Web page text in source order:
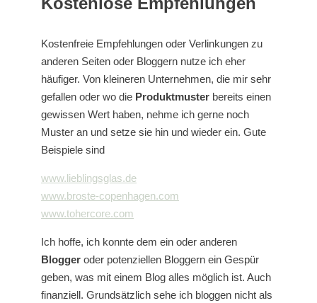
Kostenfreie Empfehlungen oder Verlinkungen zu
anderen Seiten oder Bloggern nutze ich eher
häufiger. Von kleineren Unternehmen, die mir sehr
gefallen oder wo die Produktmuster bereits einen
gewissen Wert haben, nehme ich gerne noch
Muster an und setze sie hin und wieder ein. Gute
Beispiele sind
www.lieblingsglas.de
www.broste-copenhagen.com
www.tohercore.com
Ich hoffe, ich konnte dem ein oder anderen
Blogger oder potenziellen Bloggern ein Gespür
geben, was mit einem Blog alles möglich ist. Auch
finanziell. Grundsätzlich sehe ich bloggen nicht als